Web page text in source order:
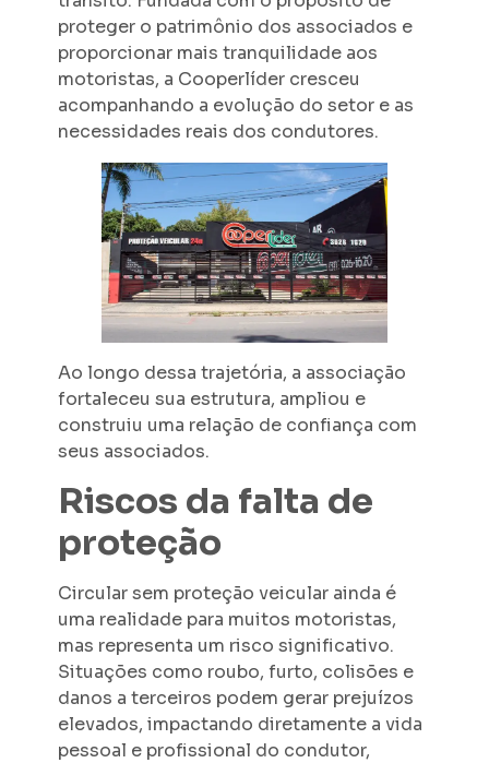
proteger o patrimônio dos associados e
proporcionar mais tranquilidade aos
motoristas, a Cooperlíder cresceu
acompanhando a evolução do setor e as
necessidades reais dos condutores.
Ao longo dessa trajetória, a associação
fortaleceu sua estrutura, ampliou e
construiu uma relação de confiança com
seus associados.
Riscos da falta de
proteção
Circular sem proteção veicular ainda é
uma realidade para muitos motoristas,
mas representa um risco significativo.
Situações como roubo, furto, colisões e
danos a terceiros podem gerar prejuízos
elevados, impactando diretamente a vida
pessoal e profissional do condutor,